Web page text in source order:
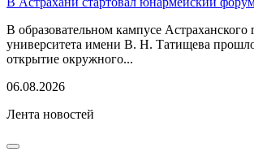
В образовательном кампусе Астраханского
университета имени В. Н. Татищева
открытие окружного...
06.08.2026
Лента новостей